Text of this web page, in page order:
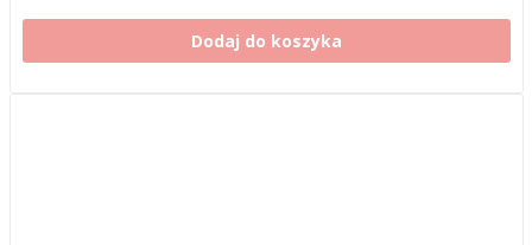
Dodaj do koszyka